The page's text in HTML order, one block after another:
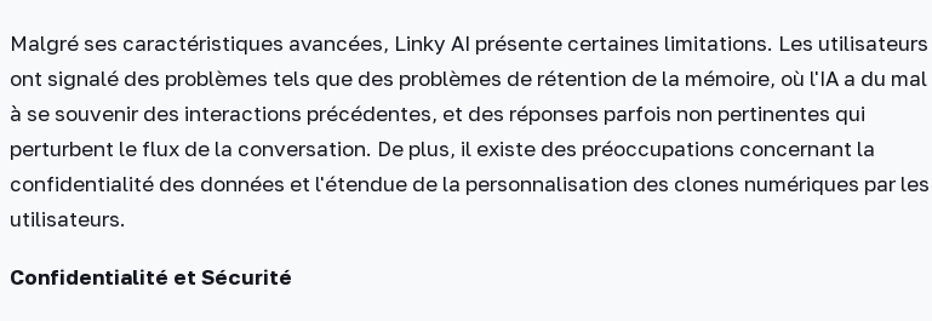
Malgré ses caractéristiques avancées, Linky AI présente certaines limitations. Les utilisateurs
ont signalé des problèmes tels que des problèmes de rétention de la mémoire, où l'IA a du mal
à se souvenir des interactions précédentes, et des réponses parfois non pertinentes qui
perturbent le flux de la conversation. De plus, il existe des préoccupations concernant la
confidentialité des données et l'étendue de la personnalisation des clones numériques par les
utilisateurs.
Confidentialité et Sécurité